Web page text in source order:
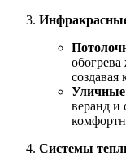
создавая
Уличные
веранд и
Системы